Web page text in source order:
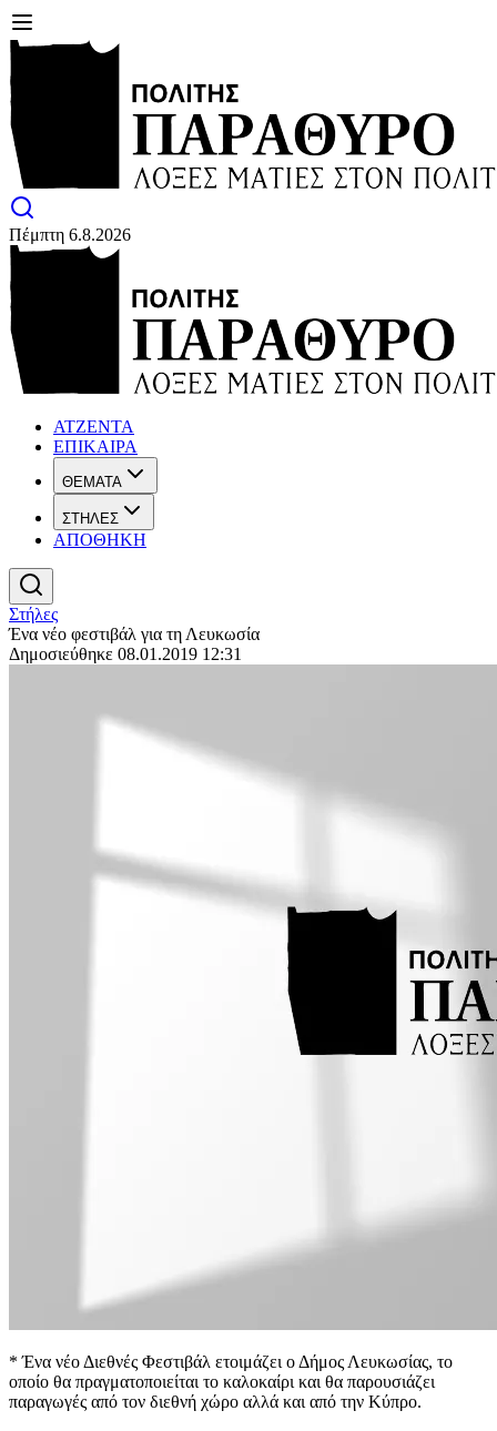
Πέμπτη 6.8.2026
ΑΤΖΕΝΤΑ
ΕΠΙΚΑΙΡΑ
ΘΕΜΑΤΑ
ΣΤΗΛΕΣ
ΑΠΟΘΗΚΗ
Στήλες
Ένα νέο φεστιβάλ για τη Λευκωσία
Δημοσιεύθηκε 08.01.2019 12:31
* Ένα νέο Διεθνές Φεστιβάλ ετοιμάζει ο Δήμος Λευκωσίας, το
οποίο θα πραγματοποιείται το καλοκαίρι και θα παρουσιάζει
παραγωγές από τον διεθνή χώρο αλλά και από την Κύπρο.